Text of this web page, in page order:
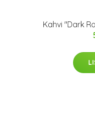
Kahvi "Dark